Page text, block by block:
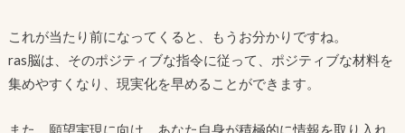
これが当たり前になってくると、もうお分かりですね。
ras脳は、そのポジティブな指令に従って、ポジティブな材料を
集めやすくなり、現実化を早めることができます。
また、願望実現に向け、あなた自身が積極的に情報を取り入れ